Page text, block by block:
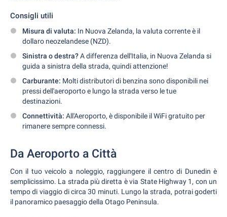
Consigli utili
Misura di valuta: In Nuova Zelanda, la valuta corrente è il
dollaro neozelandese (NZD).
Sinistra o destra?A differenza dell'Italia, in Nuova Zelanda si
guida a sinistra della strada, quindi attenzione!
Carburante: Molti distributori di benzina sono disponibili nei
pressi dell'aeroporto e lungo la strada verso le tue
destinazioni.
Connettività: All'Aeroporto, è disponibile il WiFi gratuito per
rimanere sempre connessi.
Da Aeroporto a Città
Con il tuo veicolo a noleggio, raggiungere il centro di Dunedin è
semplicissimo. La strada più diretta è via State Highway 1, con un
tempo di viaggio di circa 30 minuti. Lungo la strada, potrai goderti
il panoramico paesaggio della Otago Peninsula.